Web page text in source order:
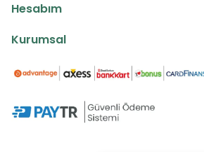
Hesabım
Kurumsal